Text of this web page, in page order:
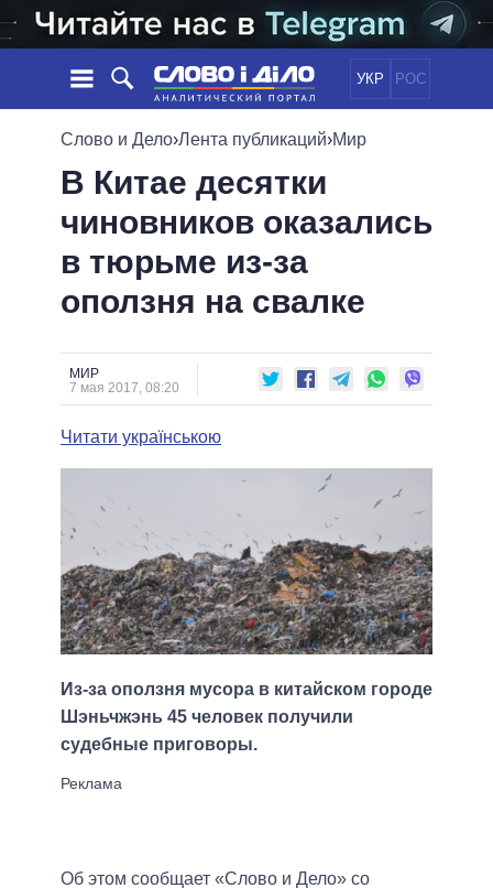
УКР РОС
НОВОСТИ
ЛЕНТА
СОБЫТИЯ
СТАТЬИ
МНЕНИЯ
ОБЗОРЫ
ДАЙДЖЕСТЫ
ПОЛИТИКА
ЭКОНОМИКА
ОБЩЕСТВО
ОБЕЩАНИЯ
ПОЛИТИКИ
ВСЕ ПОЛИТИКИ
ПРЕЗИДЕНТ И ОФИС
ВЕРХОВНАЯ РАДА
КАБИНЕТ МИНИСТРОВ
МЭРЫ
ПОДДЕРЖАТЬ
СРАВНЕНИЕ ПОЛИТИКОВ
Слово и Дело›Лента публикаций›Мир
В Китае десятки
чиновников оказались
в тюрьме из-за
оползня на свалке
МИР
7 мая 2017, 08:20
Читати українською
Из-за оползня мусора в китайском городе
Шэньчжэнь 45 человек получили
судебные приговоры.
Об этом сообщает «Слово и Дело» со